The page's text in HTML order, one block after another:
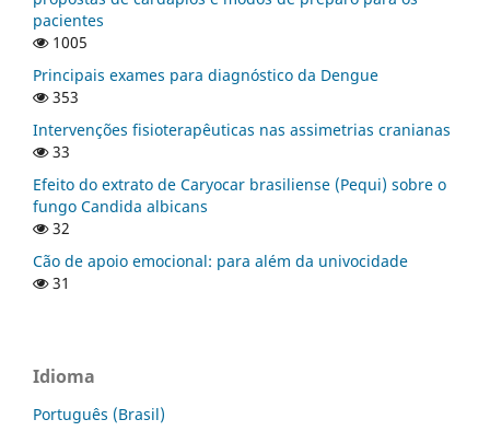
pacientes
1005
Principais exames para diagnóstico da Dengue
353
Intervenções fisioterapêuticas nas assimetrias cranianas
33
Efeito do extrato de Caryocar brasiliense (Pequi) sobre o
fungo Candida albicans
32
Cão de apoio emocional: para além da univocidade
31
Idioma
Português (Brasil)